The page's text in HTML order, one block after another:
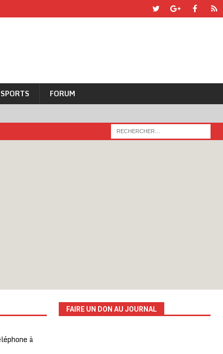
SPORTS FORUM
à
FAIRE UN DON AU JOURNAL